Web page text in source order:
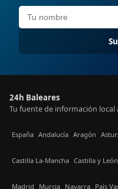
24h Baleares
Tu fuente de información local
España Andalucía Aragón
Castilla La-Mancha Castilla y León
Madrid Murcia Navarra País